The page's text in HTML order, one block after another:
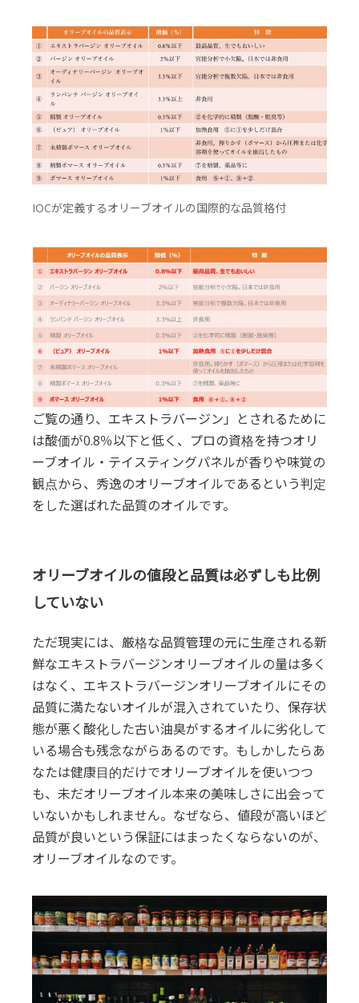
IOCが定義するオリーブオイルの国際的な品質格付
ご覧の通り、エキストラバージン」とされるために
は酸価が0.8％以下と低く、プロの資格を持つオリ
ーブオイル・テイスティングパネルが香りや味覚の
観点から、秀逸のオリーブオイルであるという判定
をした選ばれた品質のオイルです。
オリーブオイルの値段と品質は必ずしも比例
していない
ただ現実には、厳格な品質管理の元に生産される新
鮮なエキストラバージンオリーブオイルの量は多く
はなく、エキストラバージンオリーブオイルにその
品質に満たないオイルが混入されていたり、保存状
態が悪く酸化した古い油臭がするオイルに劣化して
いる場合も残念ながらあるのです。もしかしたらあ
なたは健康目的だけでオリーブオイルを使いつつ
も、未だオリーブオイル本来の美味しさに出会って
いないかもしれません。なぜなら、値段が高いほど
品質が良いという保証にはまったくならないのが、
オリーブオイルなのです。